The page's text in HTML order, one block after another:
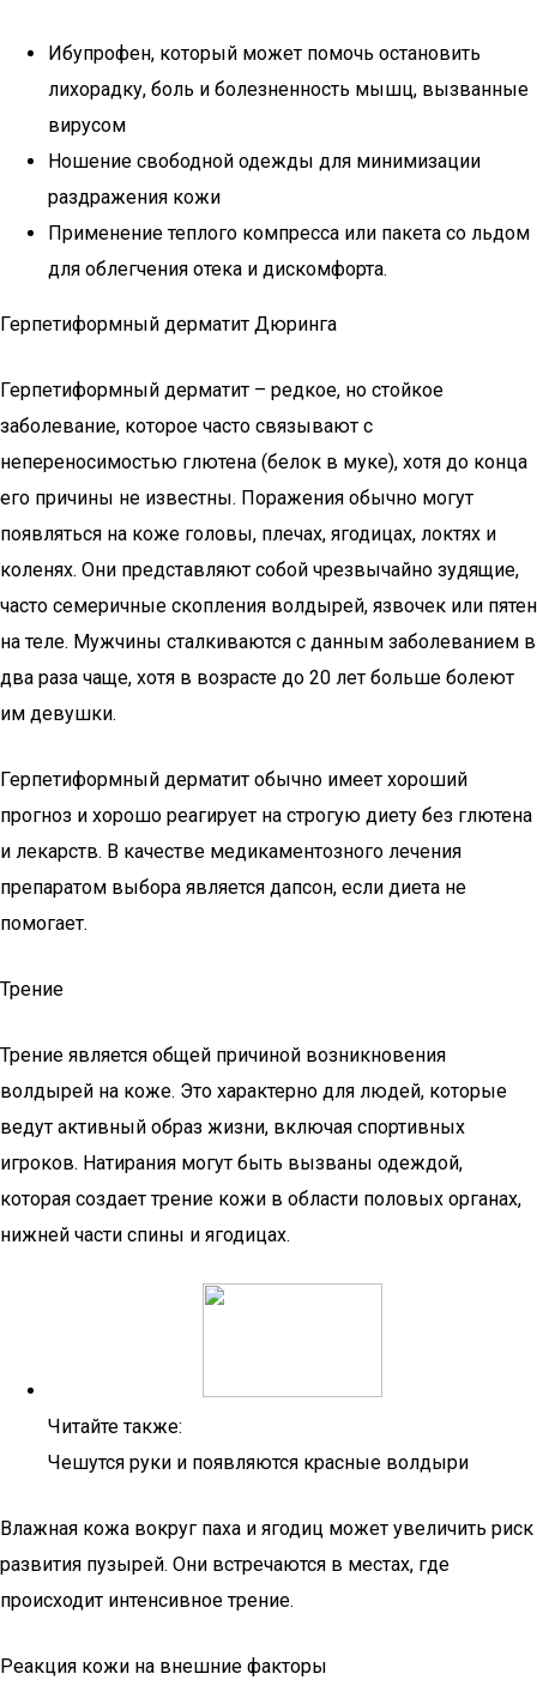
Ибупрофен, который может помочь остановить
лихорадку, боль и болезненность мышц, вызванные
вирусом
Ношение свободной одежды для минимизации
раздражения кожи
Применение теплого компресса или пакета со льдом
для облегчения отека и дискомфорта.
Герпетиформный дерматит Дюринга
Герпетиформный дерматит – редкое, но стойкое
заболевание, которое часто связывают с
непереносимостью глютена (белок в муке), хотя до конца
его причины не известны. Поражения обычно могут
появляться на коже головы, плечах, ягодицах, локтях и
коленях. Они представляют собой чрезвычайно зудящие,
часто семеричные скопления волдырей, язвочек или пятен
на теле. Мужчины сталкиваются с данным заболеванием в
два раза чаще, хотя в возрасте до 20 лет больше болеют
им девушки.
Герпетиформный дерматит обычно имеет хороший
прогноз и хорошо реагирует на строгую диету без глютена
и лекарств. В качестве медикаментозного лечения
препаратом выбора является дапсон, если диета не
помогает.
Трение
Трение является общей причиной возникновения
волдырей на коже. Это характерно для людей, которые
ведут активный образ жизни, включая спортивных
игроков. Натирания могут быть вызваны одеждой,
которая создает трение кожи в области половых органах,
нижней части спины и ягодицах.
Читайте также:
Чешутся руки и появляются красные волдыри
Влажная кожа вокруг паха и ягодиц может увеличить риск
развития пузырей. Они встречаются в местах, где
происходит интенсивное трение.
Реакция кожи на внешние факторы